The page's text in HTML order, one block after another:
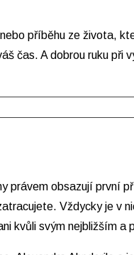
příběhu ze života,
čas. A dobrou ruku
obsazují první
Vždycky je v
kvůli svým nejbližším a